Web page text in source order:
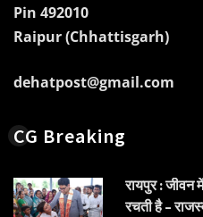
Pin 492010
Raipur (Chhattisgarh)
dehatpost@gmail.com
CG Breaking
रायपुर : जीवन
रचती है –